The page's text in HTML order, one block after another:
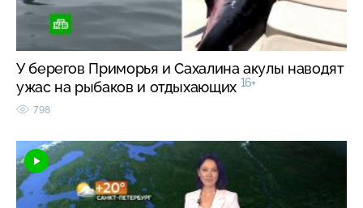
У берегов Приморья и Сахалина акулы наводят
ужас на рыбаков и отдыхающих 16+
798